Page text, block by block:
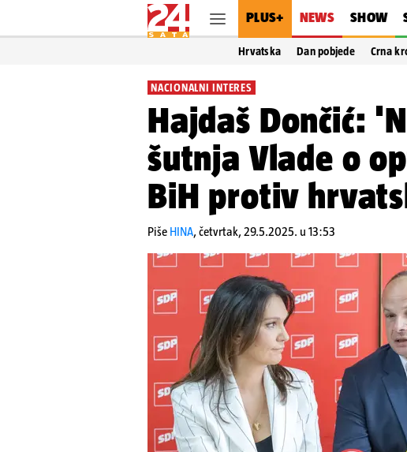
PLUS+ NEWS SHOW
Hrvatska Dan pobjede Crna
NACIONALNI INTERES
Hajdaš Dončić:
šutnja Vlade o
BiH protiv
Piše HINA,četvrtak, 29.5.2025. u 13:53